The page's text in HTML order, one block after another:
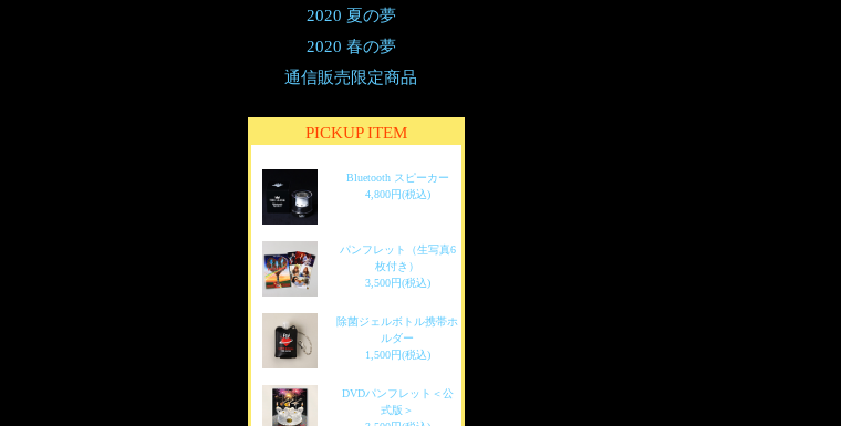
2020 夏の夢
2020 春の夢
通信販売限定商品
PICKUP ITEM
Bluetooth スピーカー
4,800円(税込)
パンフレット（生写真6
枚付き）
3,500円(税込)
除菌ジェルボトル携帯ホ
ルダー
1,500円(税込)
DVDパンフレット＜公
式版＞